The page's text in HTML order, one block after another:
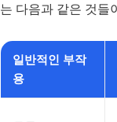
는 다음과 같은 것들
일반적인 부작
용